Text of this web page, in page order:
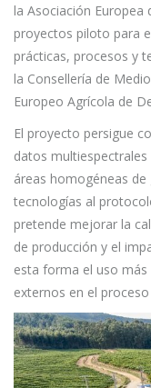
la Asociación Europea
proyectos piloto para
prácticas, procesos y
la Consellería de
Europeo Agrícola de
El proyecto persigue
datos
áreas homogéneas
tecnologías al
pretende mejorar la
de producción y el
esta forma el uso
externos en el